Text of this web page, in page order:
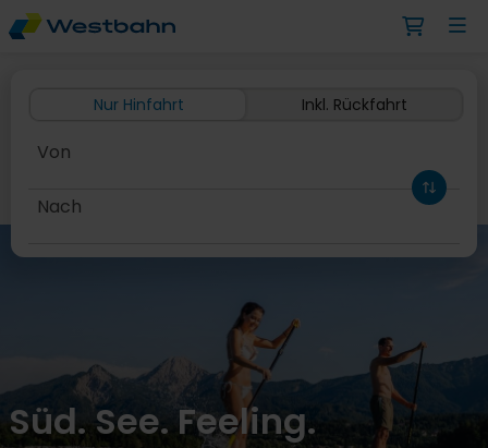
Mit der WESTbahn von
Nur Hinfahrt Inkl. Rückfahrt
Von
Nach
Hinfahrt
Süd. See. Feeling.